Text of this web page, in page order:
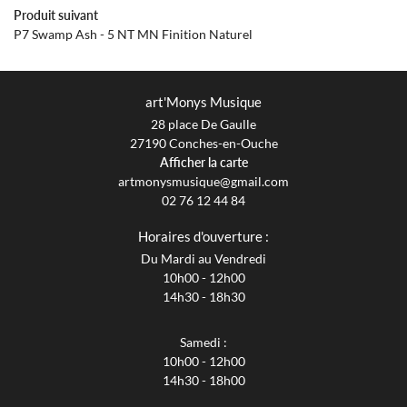
Produit suivant
P7 Swamp Ash - 5 NT MN Finition Naturel
art'Monys Musique
28 place De Gaulle
27190 Conches-en-Ouche
Afficher la carte
02 76 12 44 84
Horaires d'ouverture :
Du Mardi au Vendredi
10h00 - 12h00
14h30 - 18h30
Samedi :
10h00 - 12h00
14h30 - 18h00